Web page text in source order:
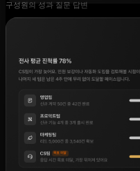
구성원의 성과 질문 답변